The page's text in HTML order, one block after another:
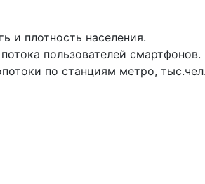
и плотность населения.
пользователей смартфонов.
по станциям метро,